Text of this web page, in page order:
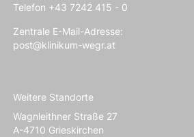
Telefon +43 7242 415 - 0
Zentrale E-Mail-Adresse:
post@klinikum-wegr.at
Weitere Standorte
Wagnleithner Straße 27
A-4710 Grieskirchen